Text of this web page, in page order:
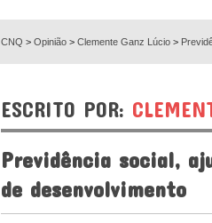
CNQ > Opinião > Clemente Ganz Lúcio >
ESCRITO POR:
Previdência social,
de desenvolvimento